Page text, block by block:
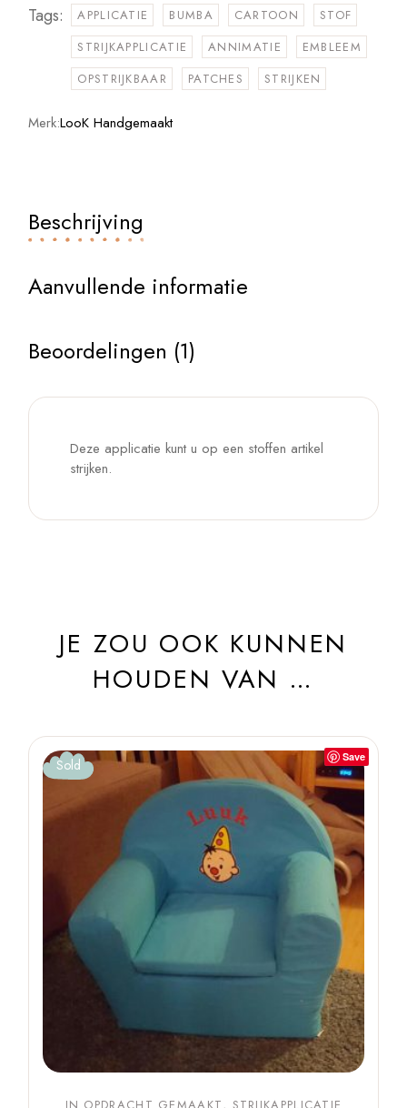
Tags:
APPLICATIE BUMBA CARTOON
STOF
STRIJKAPPLICATIE
ANNIMATIE
EMBLEEM
OPSTRIJKBAAR
PATCHES STRIJKEN
Merk:LooK Handgemaakt
Beschrijving
Aanvullende informatie
Beoordelingen (1)
Deze applicatie kunt u op een stoffen artikel
strijken.
JE ZOU OOK KUNNEN
HOUDEN VAN …
Save
Sold
IN OPDRACHT GEMAAKT STRIJKAPPLICATIE